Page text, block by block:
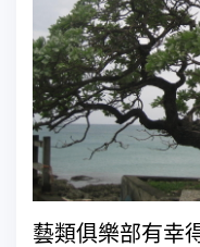
藝類俱樂部有幸